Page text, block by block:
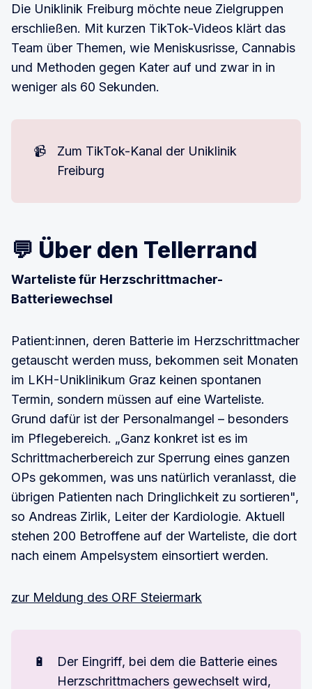
Die Uniklinik Freiburg möchte neue Zielgruppen
erschließen. Mit kurzen TikTok-Videos klärt das
Team über Themen, wie Meniskusrisse, Cannabis
und Methoden gegen Kater auf und zwar in in
weniger als 60 Sekunden.
📹
Zum TikTok-Kanal der Uniklinik
Freiburg
💬 Über den Tellerrand
Warteliste für Herzschrittmacher-
Batteriewechsel
Patient:innen, deren Batterie im Herzschrittmacher
getauscht werden muss, bekommen seit Monaten
im LKH-Uniklinikum Graz keinen spontanen
Termin, sondern müssen auf eine Warteliste.
Grund dafür ist der Personalmangel – besonders
im Pflegebereich. „Ganz konkret ist es im
Schrittmacherbereich zur Sperrung eines ganzen
OPs gekommen, was uns natürlich veranlasst, die
übrigen Patienten nach Dringlichkeit zu sortieren",
so Andreas Zirlik, Leiter der Kardiologie. Aktuell
stehen 200 Betroffene auf der Warteliste, die dort
nach einem Ampelsystem einsortiert werden.
zur Meldung des ORF Steiermark
🔋
Der Eingriff, bei dem die Batterie eines
Herzschrittmachers gewechselt wird,